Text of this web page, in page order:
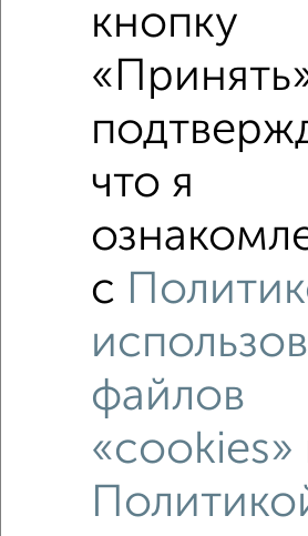
Это предложение
Похожие предложения
3‑комнатные квартиры недалеко от
кнопку
что я
с
файлов
«cookies»